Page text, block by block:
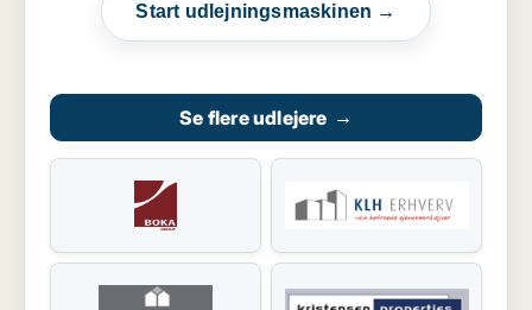
Start udlejningsmaskinen →
Se flere udlejere →